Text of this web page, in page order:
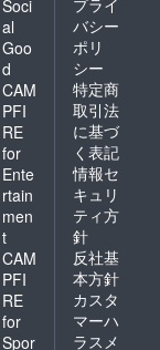
年度の
大会の
スポン
サーと
して紹
介いた
しま
す。 [掲
載期間]
事業が
存続す
る限り
掲載 [掲
載方法]
支援
時、必
ず備考
欄に掲
載ご希
ドロー
ル（※
我々の
SNSで
投稿さ
れま
す） [掲
載期間]
事業が
存続す
る限り
掲載 [掲
載方法]
支援
時、必
ず備考
欄に掲
載ご希
望の企
Soci
al
Goo
d
CAM
PFI
RE
for
Ente
rtain
men
t
CAM
PFI
RE
for
Spor
バシー
ポリ
シー
特定商
取引法
に基づ
く表記
情報セ
キュリ
ティ方
針
反社基
本方針
カスタ
マーハ
ラスメ